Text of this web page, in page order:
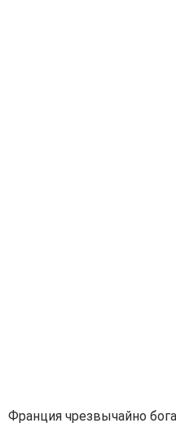
Франция чрезвычайно